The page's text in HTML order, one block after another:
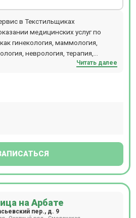
в Текстильщиках
медицинских услуг по
гинекология, маммология,
неврология, терапия,
можно сдать все видыЧитать далее
на Арбате
пер., д. 9